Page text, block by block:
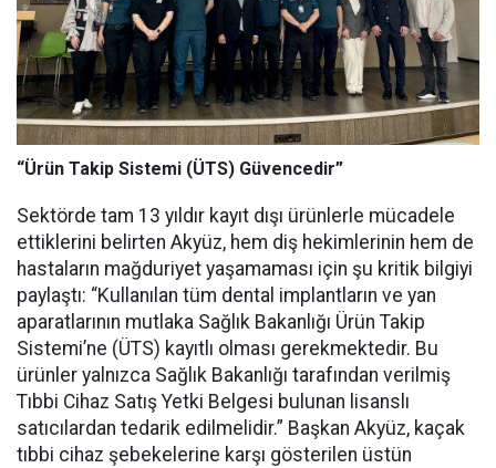
“Ürün Takip Sistemi (ÜTS) Güvencedir”
Sektörde tam 13 yıldır kayıt dışı ürünlerle mücadele
ettiklerini belirten Akyüz, hem diş hekimlerinin hem de
hastaların mağduriyet yaşamaması için şu kritik bilgiyi
paylaştı: “Kullanılan tüm dental implantların ve yan
aparatlarının mutlaka Sağlık Bakanlığı Ürün Takip
Sistemi’ne (ÜTS) kayıtlı olması gerekmektedir. Bu
ürünler yalnızca Sağlık Bakanlığı tarafından verilmiş
Tıbbi Cihaz Satış Yetki Belgesi bulunan lisanslı
satıcılardan tedarik edilmelidir.” Başkan Akyüz, kaçak
tıbbi cihaz şebekelerine karşı gösterilen üstün